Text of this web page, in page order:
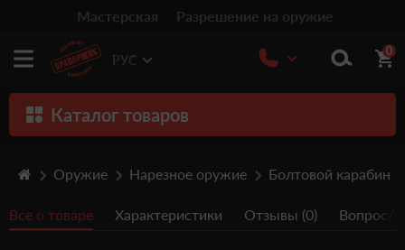
Мастерская Разрешение на оружие
РУС
0
Каталог товаров
Травматическое оружие
Оружие Нарезное оружие Болтовой карабин
Все о товаре Характеристики Отзывы (0) Вопрос/